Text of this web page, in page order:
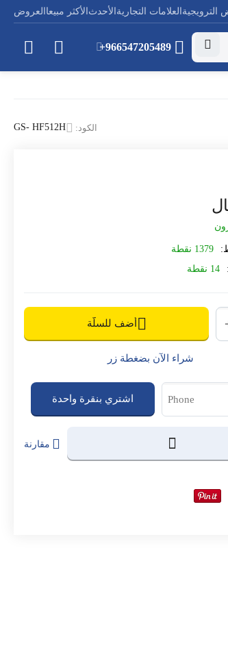
الترويجية العلامات التجارية الأحدث الأكثر مبيعا العروض
+966547205489
الكود: GS- HF512H
1379 نقطة
14 نقطة
أضف للسلّة
شراء الآن بضغطة زر
اشتري بنقرة واحدة
مقارنة